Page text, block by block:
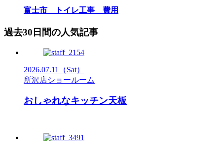
富士市 トイレ工事 費用
過去30日間の人気記事
2026.07.11
（Sat）
所沢店ショールーム
おしゃれなキッチン天板